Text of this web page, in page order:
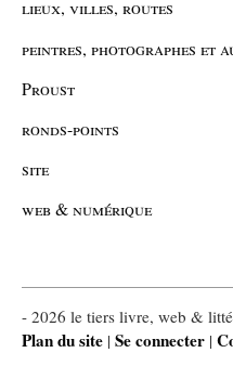
lieux, villes, routes
peintres, photographes et
Proust
ronds-points
site
web & numérique
- 2026 le tiers livre, web &
Plan du site | Se connecter |